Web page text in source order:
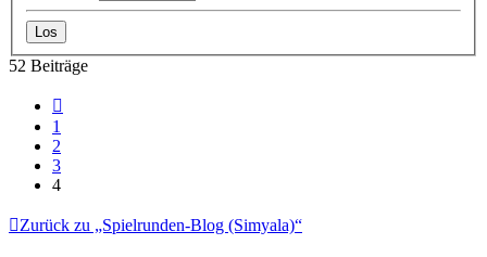
52 Beiträge
1
2
3
4
Zurück zu „Spielrunden-Blog (Simyala)“